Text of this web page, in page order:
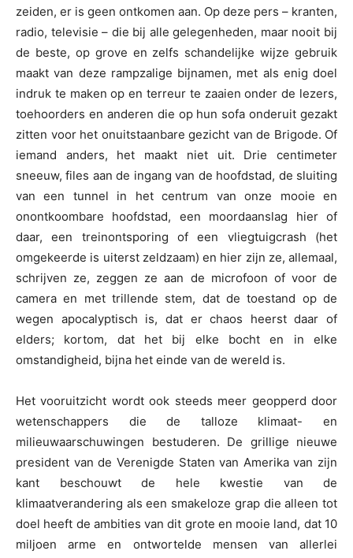
zeiden, er is geen ontkomen aan. Op deze pers – kranten,
radio, televisie – die bij alle gelegenheden, maar nooit bij
de beste, op grove en zelfs schandelijke wijze gebruik
maakt van deze rampzalige bijnamen, met als enig doel
indruk te maken op en terreur te zaaien onder de lezers,
toehoorders en anderen die op hun sofa onderuit gezakt
zitten voor het onuitstaanbare gezicht van de Brigode. Of
iemand anders, het maakt niet uit. Drie centimeter
sneeuw, files aan de ingang van de hoofdstad, de sluiting
van een tunnel in het centrum van onze mooie en
onontkoombare hoofdstad, een moordaanslag hier of
daar, een treinontsporing of een vliegtuigcrash (het
omgekeerde is uiterst zeldzaam) en hier zijn ze, allemaal,
schrijven ze, zeggen ze aan de microfoon of voor de
camera en met trillende stem, dat de toestand op de
wegen apocalyptisch is, dat er chaos heerst daar of
elders; kortom, dat het bij elke bocht en in elke
omstandigheid, bijna het einde van de wereld is.
Het vooruitzicht wordt ook steeds meer geopperd door
wetenschappers die de talloze klimaat- en
milieuwaarschuwingen bestuderen. De grillige nieuwe
president van de Verenigde Staten van Amerika van zijn
kant beschouwt de hele kwestie van de
klimaatverandering als een smakeloze grap die alleen tot
doel heeft de ambities van dit grote en mooie land, dat 10
miljoen arme en ontwortelde mensen van allerlei